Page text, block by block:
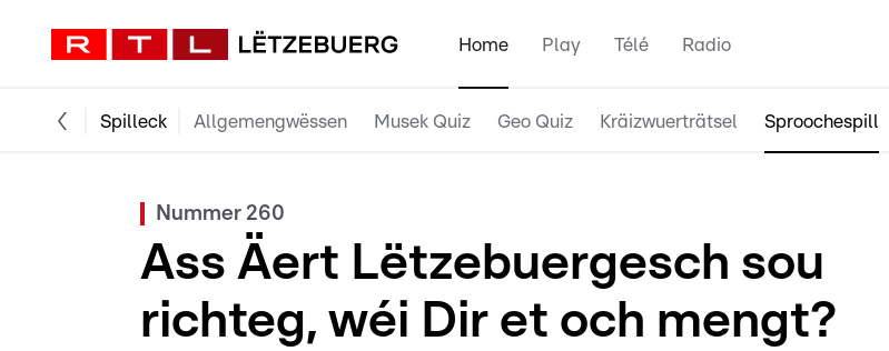
Home Play Télé Radio
Spilleck Allgemengwëssen Musek Quiz Geo Quiz Kräizwuerträtsel Sproochespill
Nummer 260
Ass Äert Lëtzebuergesch sou
richteg, wéi Dir et och mengt?